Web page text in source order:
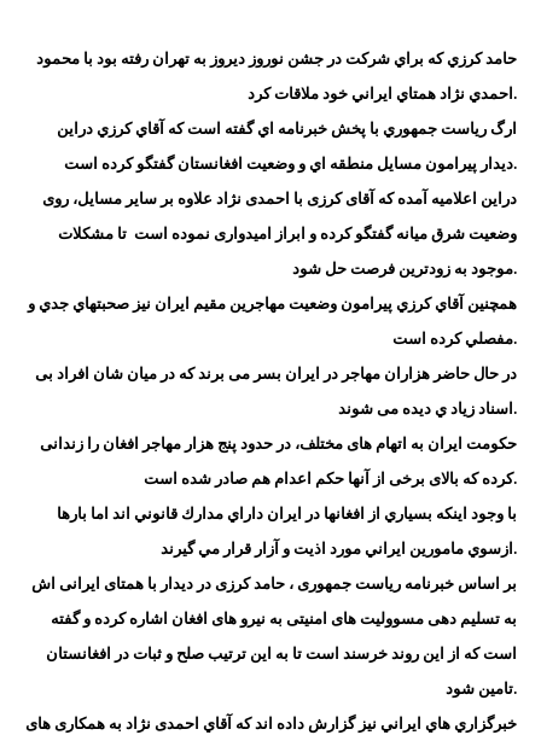
حامد كرزي كه براي شركت در جشن نوروز ديروز به تهران رفته بود با محمود
احمدي نژاد همتاي ايراني خود ملاقات كرد.
ارگ رياست جمهوري با پخش خبرنامه اي گفته است كه آقاي كرزي دراين
ديدار پيرامون مسايل منطقه اي و وضعيت افغانستان گفتگو كرده است.
دراين اعلامیه آمده که آقای کرزی با احمدی نژاد علاوه بر سایر مسایل، روی
وضعیت شرق میانه گفتگو کرده و ابراز امیدواری نموده است تا مشكلات
موجود به زودترين فرصت حل شود.
همچنين آقاي كرزي پيرامون وضعيت مهاجرين مقيم ايران نيز صحبتهاي جدي و
مفصلي كرده است.
در حال حاضر هزاران مهاجر در ایران بسر می برند که در میان شان افراد بی
اسناد زیاد ي دیده می شوند.
حکومت ایران به اتهام های مختلف، در حدود پنج هزار مهاجر افغان را زندانی
کرده که بالای برخی از آنها حکم اعدام هم صادر شده است.
با وجود اينكه بسياري از افغانها در ايران داراي مدارك قانوني اند اما بارها
ازسوي مامورين ايراني مورد اذيت و آزار قرار مي گيرند.
بر اساس خبرنامه ریاست جمهوری ، حامد کرزی در دیدار با همتای ایرانی اش
به تسلیم دهی مسوولیت های امنیتی به نیرو های افغان اشاره کرده و گفته
است که از این روند خرسند است تا به این ترتیب صلح و ثبات در افغانستان
تامین شود.
خبرگزاري هاي ايراني نيز گزارش داده اند که آقاي احمدی نژاد به همکاری های